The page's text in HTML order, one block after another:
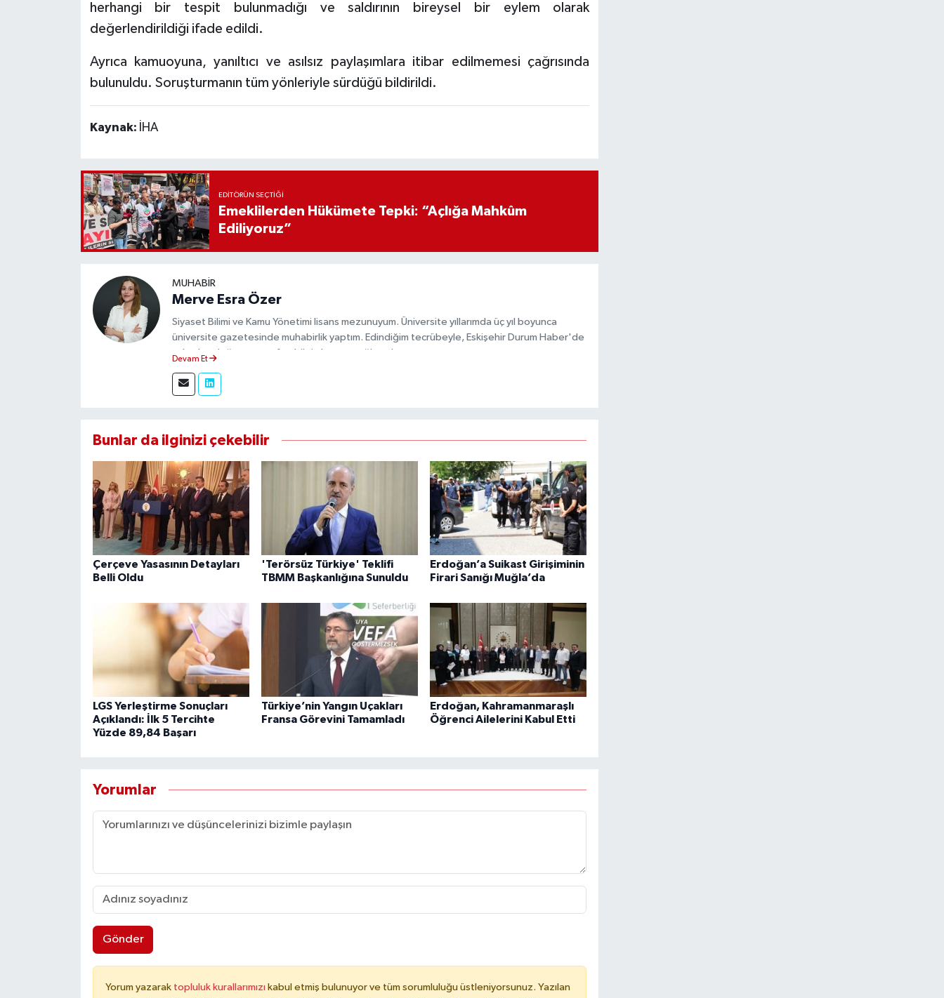
herhangi bir tespit bulunmadığı ve saldırının bireysel bir eylem olarak
değerlendirildiği ifade edildi.
Ayrıca kamuoyuna, yanıltıcı ve asılsız paylaşımlara itibar edilmemesi çağrısında
bulunuldu. Soruşturmanın tüm yönleriyle sürdüğü bildirildi.
Kaynak: İHA
EDITÖRÜN SEÇTIĞI
Emeklilerden Hükümete Tepki: “Açlığa Mahkûm
Ediliyoruz”
MUHABIR
Merve Esra Özer
Siyaset Bilimi ve Kamu Yönetimi lisans mezunuyum. Üniversite yıllarımda üç yıl boyunca
üniversite gazetesinde muhabirlik yaptım. Edindiğim tecrübeyle, Eskişehir Durum Haber'de
sahadan doğru ve tarafsız bilgi aktarımı sağlamaktayım.
Devam Et
Bunlar da ilginizi çekebilir
Çerçeve Yasasının Detayları
Belli Oldu
'Terörsüz Türkiye' Teklifi
TBMM Başkanlığına Sunuldu
Erdoğan’a Suikast Girişiminin
Firari Sanığı Muğla’da
LGS Yerleştirme Sonuçları
Açıklandı: İlk 5 Tercihte
Yüzde 89,84 Başarı
Türkiye’nin Yangın Uçakları
Fransa Görevini Tamamladı
Erdoğan, Kahramanmaraşlı
Öğrenci Ailelerini Kabul Etti
Yorumlar
Gönder
Yorum yazarak topluluk kurallarımızı kabul etmiş bulunuyor ve tüm sorumluluğu üstleniyorsunuz. Yazılan